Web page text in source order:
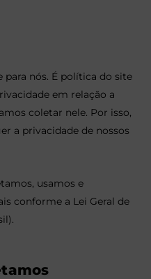
nós. É política do site
em relação a
coletar nele. Por isso,
a privacidade de nossos
usamos e
conforme a Lei Geral de